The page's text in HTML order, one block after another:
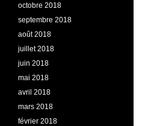
octobre 2018
septembre 2018
août 2018
juillet 2018
juin 2018
mai 2018
avril 2018
mars 2018
février 2018